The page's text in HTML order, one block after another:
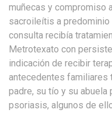
muñecas y compromiso
sacroileítis a
consulta recibía
Metrotexato con
indicación de recibir
antecedentes familiares
padre, su tío y su abuela
psoriasis, algunos de